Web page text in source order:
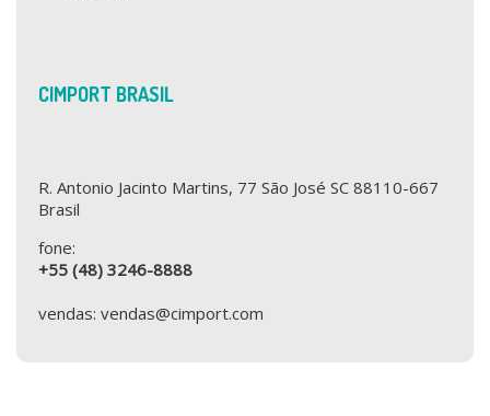
CIMPORT BRASIL
R. Antonio Jacinto Martins, 77 São José SC 88110-667
Brasil
fone:
+55 (48) 3246-8888
vendas: vendas@cimport.com